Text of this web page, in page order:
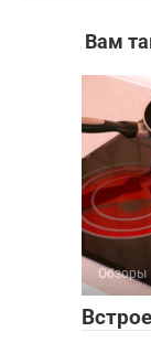
Вам
Обзоры